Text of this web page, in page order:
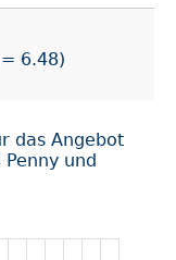
= 6.48)
das Angebot
Penny und